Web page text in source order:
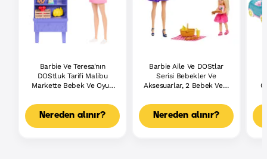
Barbie Ve Teresa'nın
DOStluk Tarifi Malibu
Markette Bebek Ve Oyun
Nereden alınır?
Barbie Aile Ve DOStlar
Serisi Bebekler Ve
Aksesuarlar, 2 Bebek Ve 9
Oyun Seti
Nereden alınır?